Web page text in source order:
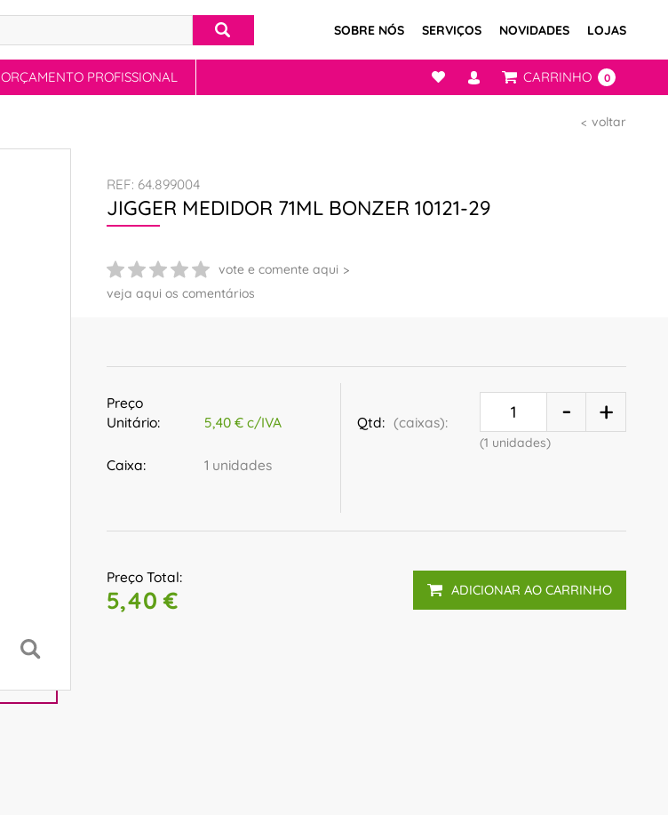
SOBRE NÓS SERVIÇOS NOVIDADES LOJAS
ORÇAMENTO PROFISSIONAL CARRINHO 0
voltar
REF: 64.899004
JIGGER MEDIDOR 71ML BONZER 10121-29
vote e comente aqui
veja aqui os comentários
Preço
Unitário:
5,40 € c/IVA
Caixa: 1 unidades
Qtd: (caixas):
(1 unidades)
Preço Total:
5,40 € ADICIONAR AO CARRINHO